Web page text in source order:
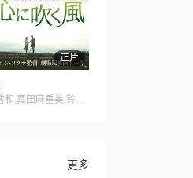
正片
主演:真岛秀和,真田麻垂美,铃木仁,长谷川朝晴,驹井莲,菅原大吉,长內美那子
更多